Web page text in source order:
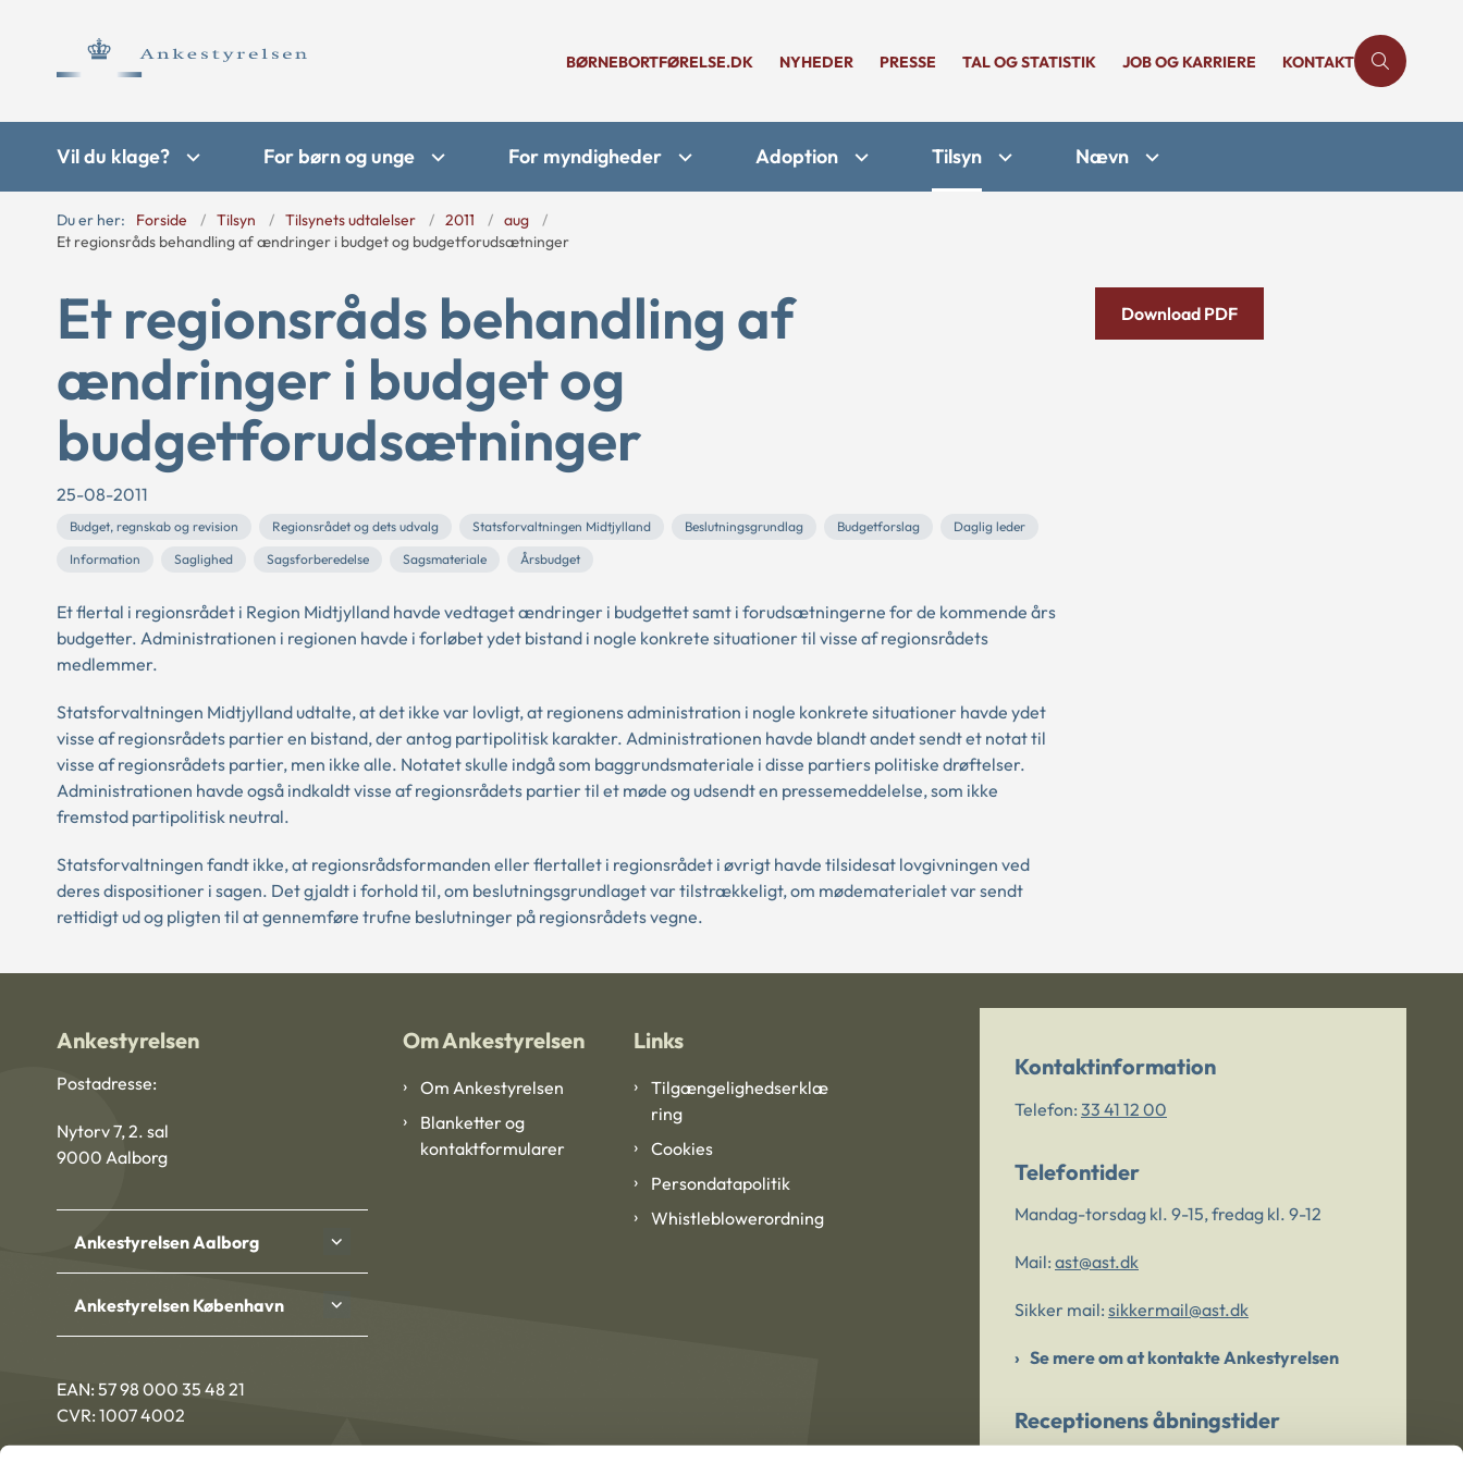
BØRNEBORTFØRELSE.DK NYHEDER PRESSE TAL OG STATISTIK JOB OG KARRIERE KONTAKT
Vil du klage? For børn og unge For myndigheder Adoption Tilsyn Nævn
Du er her: Forside Tilsyn Tilsynets udtalelser 2011
aug
Et regionsråds behandling af ændringer i budget og budgetforudsætninger
Et regionsråds behandling af
ændringer i budget og
budgetforudsætninger
25-08-2011
Budget, regnskab og revision Regionsrådet og dets udvalg Statsforvaltningen Midtjylland Beslutningsgrundlag Budgetforslag
Daglig leder
Information
Saglighed Sagsforberedelse Sagsmateriale Årsbudget
Et flertal i regionsrådet i Region Midtjylland havde vedtaget ændringer i budgettet samt i forudsætningerne for de kommende års
budgetter. Administrationen i regionen havde i forløbet ydet bistand i nogle konkrete situationer til visse af regionsrådets
medlemmer.
Statsforvaltningen Midtjylland udtalte, at det ikke var lovligt, at regionens administration i nogle konkrete situationer havde ydet
visse af regionsrådets partier en bistand, der antog partipolitisk karakter. Administrationen havde blandt andet sendt et notat til
visse af regionsrådets partier, men ikke alle. Notatet skulle indgå som baggrundsmateriale i disse partiers politiske drøftelser.
Administrationen havde også indkaldt visse af regionsrådets partier til et møde og udsendt en pressemeddelelse, som ikke
fremstod partipolitisk neutral.
Statsforvaltningen fandt ikke, at regionsrådsformanden eller flertallet i regionsrådet i øvrigt havde tilsidesat lovgivningen ved
deres dispositioner i sagen. Det gjaldt i forhold til, om beslutningsgrundlaget var tilstrækkeligt, om mødematerialet var sendt
rettidigt ud og pligten til at gennemføre trufne beslutninger på regionsrådets vegne.
Download PDF
Ankestyrelsen
Postadresse:
Nytorv 7, 2. sal
9000 Aalborg
Ankestyrelsen Aalborg
Ankestyrelsen København
EAN: 57 98 000 35 48 21
CVR: 1007 4002
Om Ankestyrelsen
Om Ankestyrelsen
Blanketter og
kontaktformularer
Links
Tilgængelighedserklæ
ring
Cookies
Persondatapolitik
Whistleblowerordning
Kontaktinformation
Telefon: 33 41 12 00
Telefontider
Mandag-torsdag kl. 9-15, fredag kl. 9-12
Mail: ast@ast.dk
Sikker mail: sikkermail@ast.dk
Se mere om at kontakte Ankestyrelsen
Receptionens åbningstider